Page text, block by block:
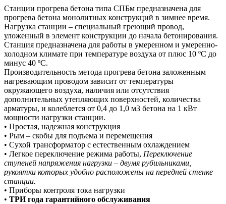
Станции прогрева бетона типа СПБм предназначена для
прогрева бетона монолитных конструкций в зимнее время.
Нагрузка станции – специальный греющий провод,
уложенный в элемент конструкции до начала бетонирования.
Станция предназначена для работы в умеренном и умеренно-
холодном климате при температуре воздуха от плюс 10 ºС до
минус 40 ºС.
Производительность метода прогрева бетона заложенным
нагревающим проводом зависит от температуры
окружающего воздуха, наличия или отсутствия
дополнительных утепляющих поверхностей, количества
арматуры, и колеблется от 0,4 до 1,0 м3 бетона на 1 кВт
мощности нагрузки станции.
• Простая, надежная конструкция
• Рым – скобы для подъема и перемещения
• Сухой трансформатор с естественным охлаждением
• Легкое переключение режима работы, Переключение
ступеней напряжения нагрузки – двумя рубильниками,
рукоятки которых удобно расположены на передней стенке
станции.
• Приборы контроля тока нагрузки
• ТРИ года гарантийного обслуживания